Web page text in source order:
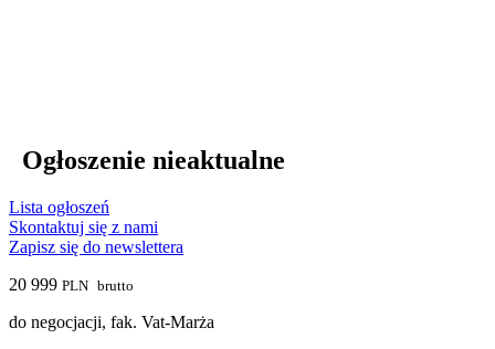
Ogłoszenie nieaktualne
Lista ogłoszeń
Skontaktuj się z nami
Zapisz się do newslettera
20 999 PLN brutto
do negocjacji, fak. Vat-Marża